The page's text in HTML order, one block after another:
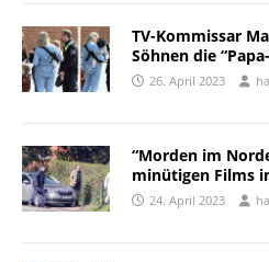
TV-Kommissar
Söhnen die
26. April 2023
“Morden im
minütigen Films
24. April 2023